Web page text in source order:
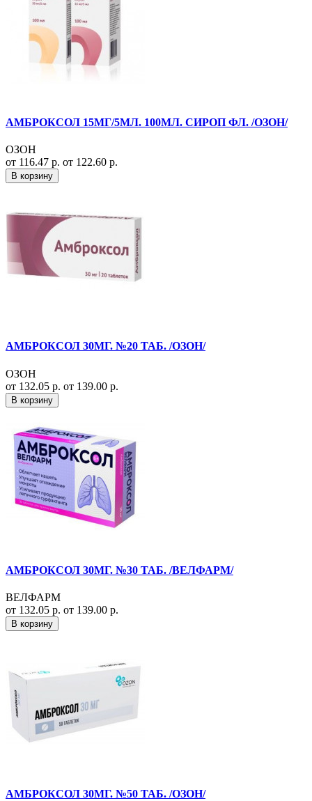
АМБРОКСОЛ 15МГ/5МЛ. 100МЛ. СИРОП ФЛ. /ОЗОН/
ОЗОН
от 116.47 р. от 122.60 р.
В корзину
АМБРОКСОЛ 30МГ. №20 ТАБ. /ОЗОН/
ОЗОН
от 132.05 р. от 139.00 р.
В корзину
АМБРОКСОЛ 30МГ. №30 ТАБ. /ВЕЛФАРМ/
ВЕЛФАРМ
от 132.05 р. от 139.00 р.
В корзину
АМБРОКСОЛ 30МГ. №50 ТАБ. /ОЗОН/